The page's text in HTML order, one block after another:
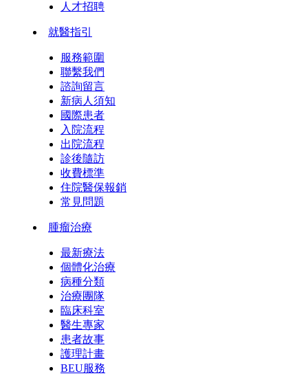
人才招聘
就醫指引
服務範圍
聯繫我們
諮詢留言
新病人須知
國際患者
入院流程
出院流程
診後隨訪
收費標準
住院醫保報銷
常見問題
腫瘤治療
最新療法
個體化治療
病種分類
治療團隊
臨床科室
醫生專家
患者故事
護理計畫
BEU服務